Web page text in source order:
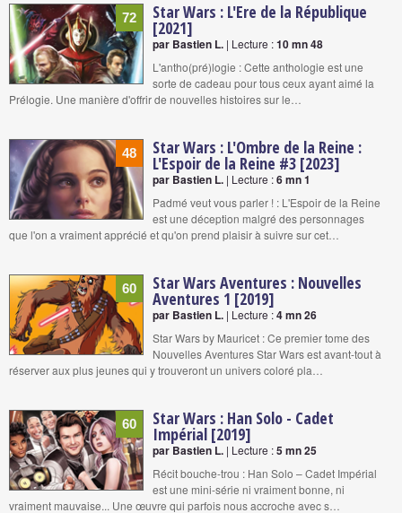
72 Star Wars : L'Ere de la République
[2021]
par Bastien L. | Lecture :10 mn 48
L'antho(pré)logie : Cette anthologie est une
sorte de cadeau pour tous ceux ayant aimé la
Prélogie. Une manière d'offrir de nouvelles histoires sur le…
48 Star Wars : L'Ombre de la Reine :
L'Espoir de la Reine #3 [2023]
par Bastien L. | Lecture :6 mn 1
Padmé veut vous parler ! : L'Espoir de la Reine
est une déception malgré des personnages
que l'on a vraiment apprécié et qu'on prend plaisir à suivre sur cet…
60 Star Wars Aventures : Nouvelles
Aventures 1 [2019]
par Bastien L. | Lecture :4 mn 26
Star Wars by Mauricet : Ce premier tome des
Nouvelles Aventures Star Wars est avant-tout à
réserver aux plus jeunes qui y trouveront un univers coloré pla…
60 Star Wars : Han Solo - Cadet
Impérial [2019]
par Bastien L. | Lecture :5 mn 25
Récit bouche-trou : Han Solo – Cadet Impérial
est une mini-série ni vraiment bonne, ni
vraiment mauvaise... Une œuvre qui parfois nous accroche avec s…